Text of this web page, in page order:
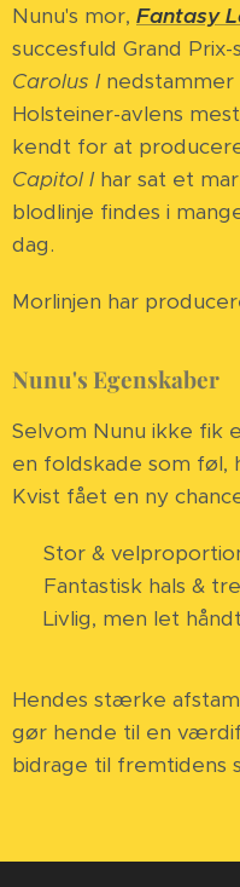
Nunu's mor, Fantasy
succesfuld Grand Prix-
Carolus I nedstammer
Holsteiner-avlens
kendt for at
Capitol I har sat et
blodlinje findes i
dag.
Morlinjen har
Nunu's Egenskaber
Selvom Nunu ikke fik
en foldskade som
Kvist fået en ny
✅ Stor &
✅ Fantastisk hals &
✅ Livlig, men let
Hendes stærke
gør hende til en
bidrage til fremtidens